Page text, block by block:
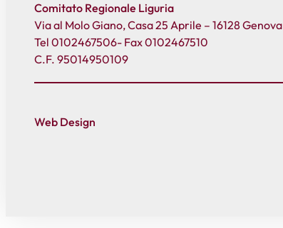
Comitato Regionale Liguria
Via al Molo Giano, Casa 25 Aprile – 16128 Genova
Tel 0102467506- Fax 0102467510
C.F. 95014950109
Web Design